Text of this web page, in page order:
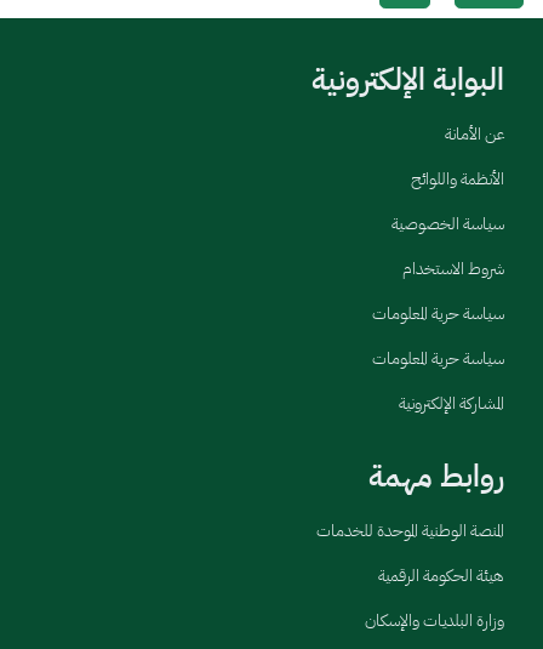
البوابة الإلكترونية
عن الأمانة
الأنظمة واللوائح
سياسة الخصوصية
شروط الاستخدام
سياسة حرية المعلومات
سياسة حرية المعلومات
المشاركة الإلكترونية
روابط مهمة
المنصة الوطنية الموحدة للخدمات
هيئة الحكومة الرقمية
وزارة البلديات والإسكان